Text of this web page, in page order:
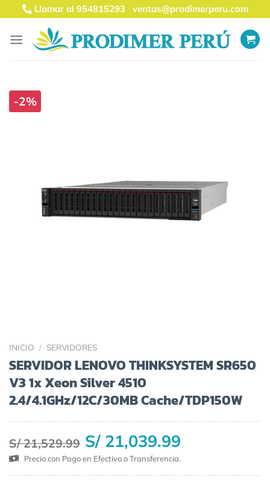
Saltar
al
contenido
Llamar al 954815293ventas@prodimerperu.com
-2%
INICIO / SERVIDORES
SERVIDOR LENOVO THINKSYSTEM SR650
V3 1x Xeon Silver 4510
2.4/4.1GHz/12C/30MB Cache/TDP150W
S/ 21,529.99 S/ 21,039.99
Precio con Pago en Efectivo o Transferencia.